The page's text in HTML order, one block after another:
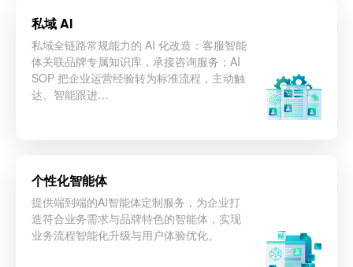
私域 AI
私域全链路常规能力的 AI 化改造：客服智能
体关联品牌专属知识库，承接咨询服务；AI
SOP 把企业运营经验转为标准流程，主动触
达、智能跟进…
个性化智能体
提供端到端的AI智能体定制服务，为企业打
造符合业务需求与品牌特色的智能体，实现
业务流程智能化升级与用户体验优化。